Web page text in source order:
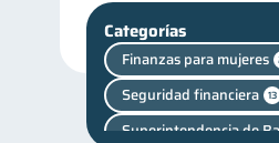
Categorías
Finanzas para mujeres
Seguridad financiera 13
Superintendencia de